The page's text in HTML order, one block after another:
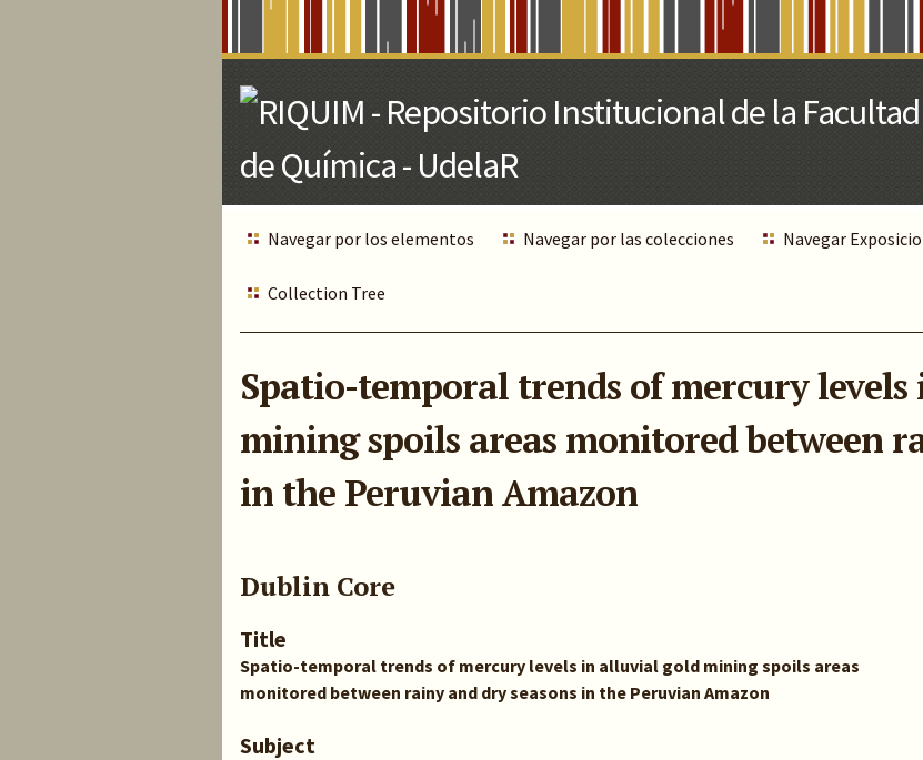
Navegar por los elementos Navegar por las colecciones Navegar
Collection Tree
Spatio-temporal trends of mercury
mining spoils areas monitored between
in the Peruvian Amazon
Dublin Core
Title
Spatio-temporal trends of mercury levels in alluvial gold mining spoils areas
monitored between rainy and dry seasons in the Peruvian Amazon
Subject